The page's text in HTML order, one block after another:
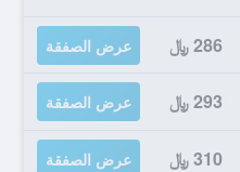
286 ﷼ عرض الصفقة
293 ﷼ عرض الصفقة
310 ﷼ عرض الصفقة